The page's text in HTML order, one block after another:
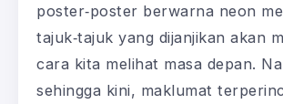
poster‑poster berwarna neon
tajuk‑tajuk yang dijanjikan akan
cara kita melihat masa depan.
sehingga kini, maklumat